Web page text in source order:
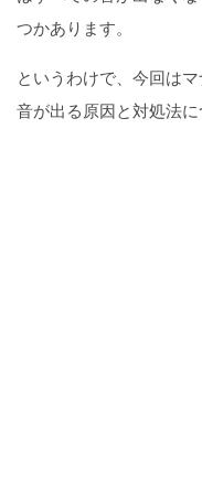
つかあります。
というわけで、今回は
音が出る原因と対処法に